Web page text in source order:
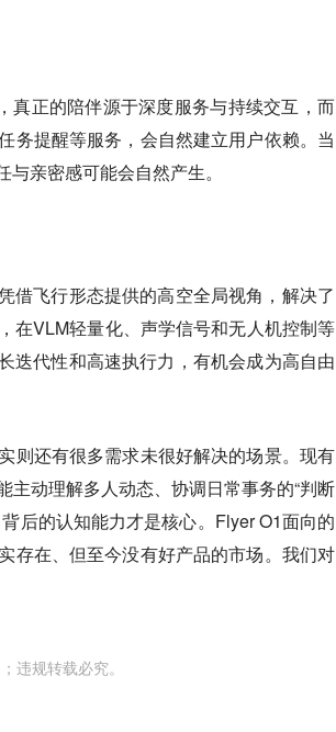
真正的陪伴源于深度服务与持续交互，而
务提醒等服务，会自然建立用户依赖。当
亲密感可能会自然产生。
借飞行形态提供的高空全局视角，解决了
在VLM轻量化、声学信号和无人机控制等
迭代性和高速执行力，有机会成为高自由
则还有很多需求未很好解决的场景。现有
动理解多人动态、协调日常事务的“判断
后的认知能力才是核心。Flyer O1面向的
存在、但至今没有好产品的市场。我们对
；违规转载必究。